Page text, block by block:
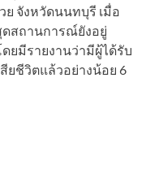
ย จังหวัดนนทบุรี เมื่อ
ดสถานการณ์ยังอยู่
ยมีรายงานว่ามีผู้ได้รับ
ยชีวิตแล้วอย่างน้อย 6